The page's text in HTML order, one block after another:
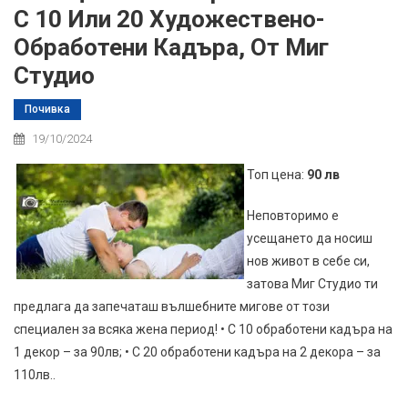
С 10 Или 20 Художествено-
Обработени Кадъра, От Миг
Студио
Почивка
19/10/2024
Топ цена: 90 лв
Неповторимо е
усещането да носиш
нов живот в себе си,
затова Миг Студио ти
предлага да запечаташ вълшебните мигове от този
специален за всяка жена период! • С 10 обработени кадъра на
1 декор – за 90лв; • С 20 обработени кадъра на 2 декора – за
110лв..